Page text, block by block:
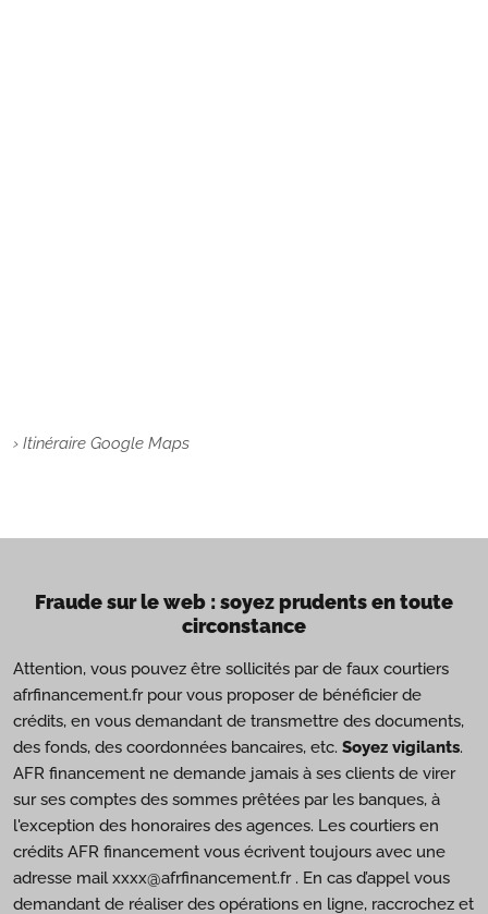
› Itinéraire Google Maps
Fraude sur le web : soyez prudents en toute
circonstance
Attention, vous pouvez être sollicités par de faux courtiers
afrfinancement.fr pour vous proposer de bénéficier de
crédits, en vous demandant de transmettre des documents,
des fonds, des coordonnées bancaires, etc. Soyez vigilants.
AFR financement ne demande jamais à ses clients de virer
sur ses comptes des sommes prêtées par les banques, à
l'exception des honoraires des agences. Les courtiers en
crédits AFR financement vous écrivent toujours avec une
adresse mail xxxx@afrfinancement.fr . En cas d’appel vous
demandant de réaliser des opérations en ligne, raccrochez et